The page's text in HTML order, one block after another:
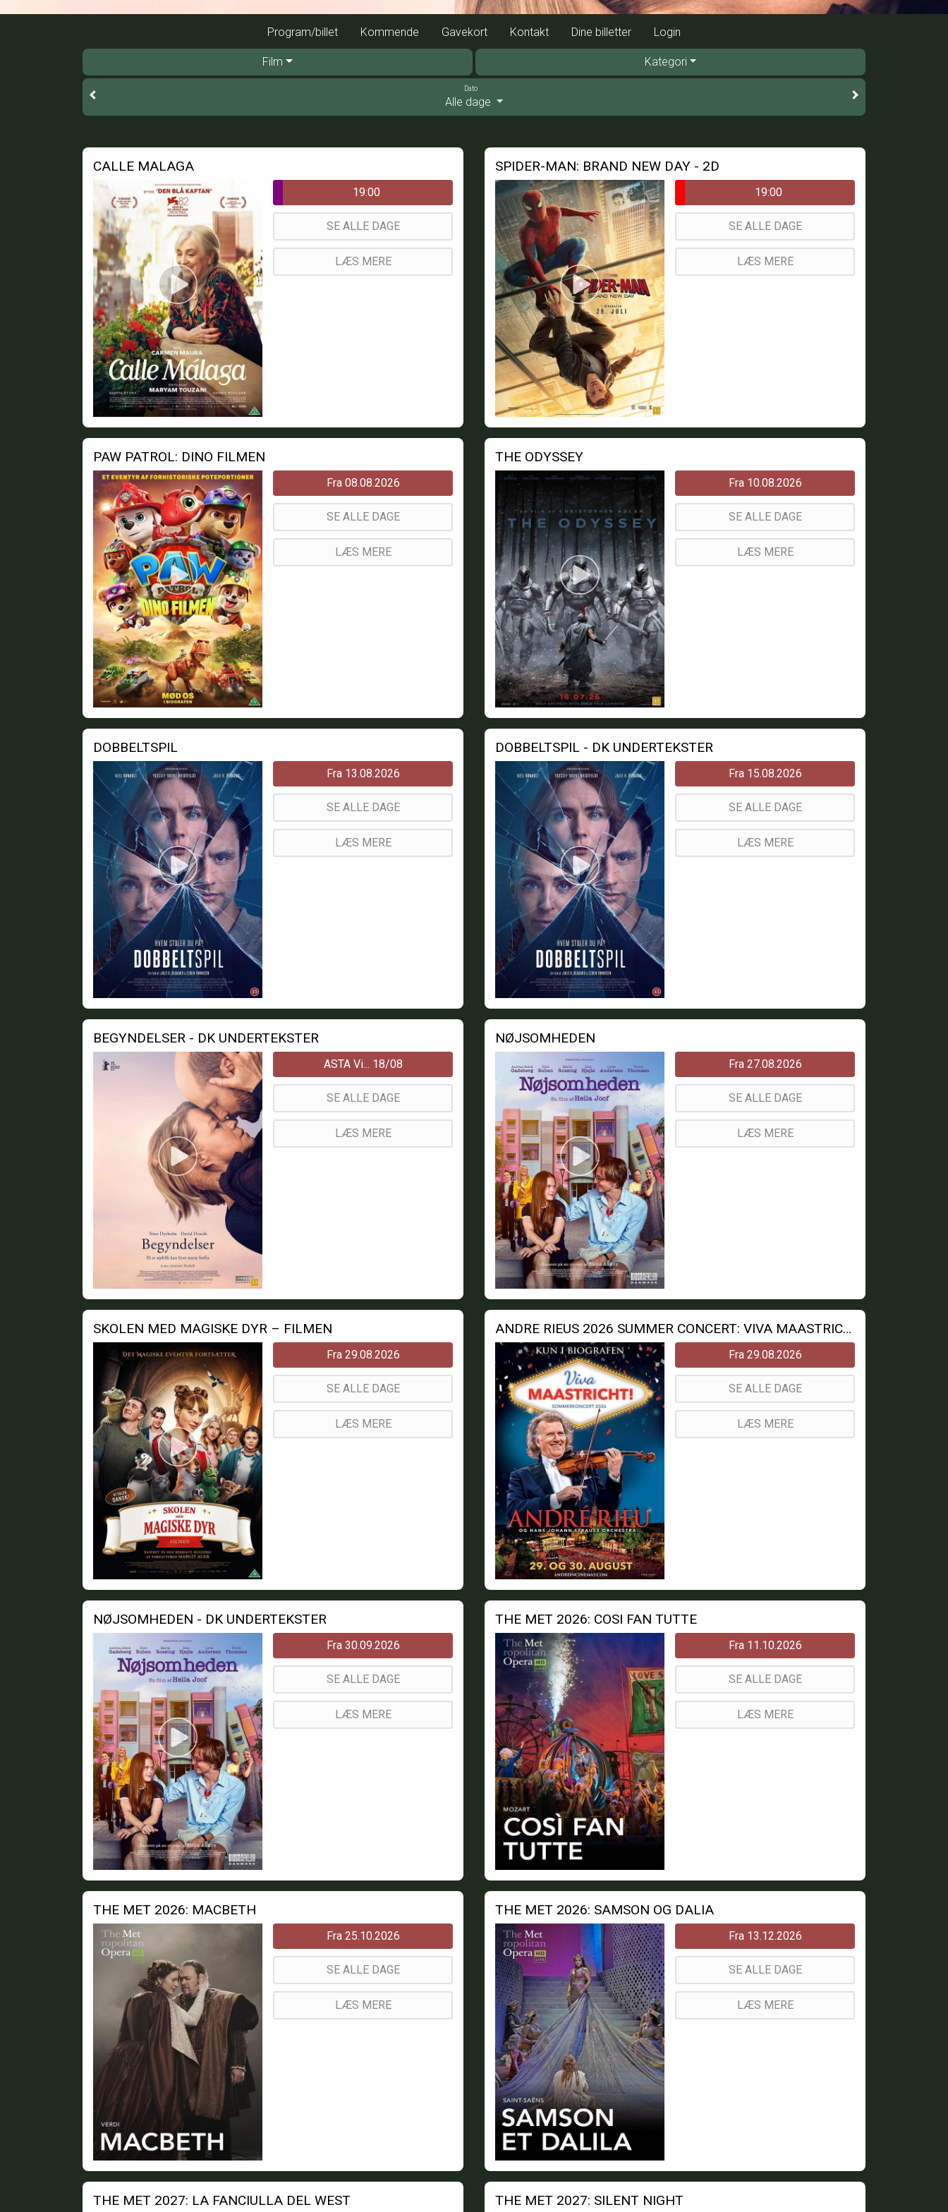
Program/billet Kommende Gavekort Kontakt Dine billetter Login
Film Kategori
Dato
Alle dage
CALLE MALAGA
19:00
SE ALLE DAGE
LÆS MERE
SPIDER-MAN: BRAND NEW DAY - 2D
19:00
SE ALLE DAGE
LÆS MERE
PAW PATROL: DINO FILMEN
Fra 08.08.2026
SE ALLE DAGE
LÆS MERE
THE ODYSSEY
Fra 10.08.2026
SE ALLE DAGE
LÆS MERE
DOBBELTSPIL
Fra 13.08.2026
SE ALLE DAGE
LÆS MERE
DOBBELTSPIL - DK UNDERTEKSTER
Fra 15.08.2026
SE ALLE DAGE
LÆS MERE
BEGYNDELSER - DK UNDERTEKSTER
ASTA Vi... 18/08
SE ALLE DAGE
LÆS MERE
NØJSOMHEDEN
Fra 27.08.2026
SE ALLE DAGE
LÆS MERE
SKOLEN MED MAGISKE DYR – FILMEN
Fra 29.08.2026
SE ALLE DAGE
LÆS MERE
ANDRE RIEUS 2026 SUMMER CONCERT: VIVA MAASTRICHT!
Fra 29.08.2026
SE ALLE DAGE
LÆS MERE
NØJSOMHEDEN - DK UNDERTEKSTER
Fra 30.09.2026
SE ALLE DAGE
LÆS MERE
THE MET 2026: COSI FAN TUTTE
Fra 11.10.2026
SE ALLE DAGE
LÆS MERE
THE MET 2026: MACBETH
Fra 25.10.2026
SE ALLE DAGE
LÆS MERE
THE MET 2026: SAMSON OG DALIA
Fra 13.12.2026
SE ALLE DAGE
LÆS MERE
THE MET 2027: LA FANCIULLA DEL WEST THE MET 2027: SILENT NIGHT